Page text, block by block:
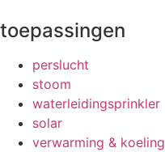
toepassingen
perslucht
stoom
waterleidingsprinkler
solar
verwarming & koeling